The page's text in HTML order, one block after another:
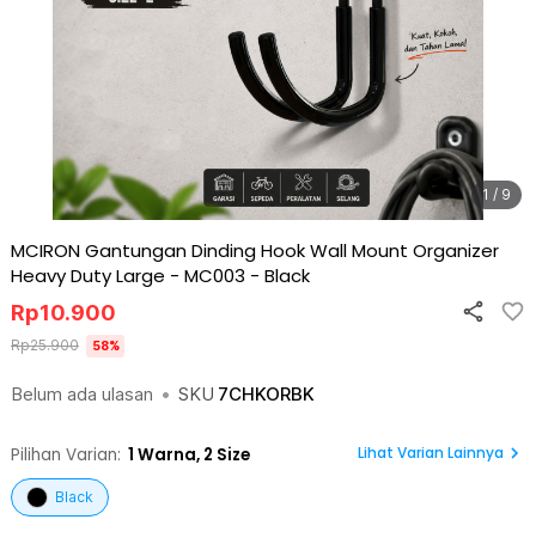
1 / 9
MCIRON Gantungan Dinding Hook Wall Mount Organizer
Heavy Duty Large - MC003 - Black
Belum ada ulasan • SKU 7CHKORBK
Rp10.900
Rp25.900 58%
Pilihan Varian: 1 Warna, 2 Size Lihat Varian Lainnya
Black